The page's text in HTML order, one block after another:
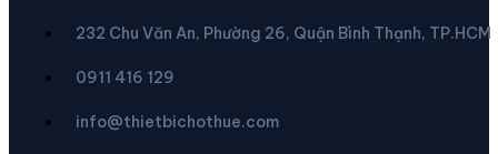
232 Chu Văn An, Phường 26, Quận Bình Thạnh, TP.HCM
0911 416 129
info@thietbichothue.com